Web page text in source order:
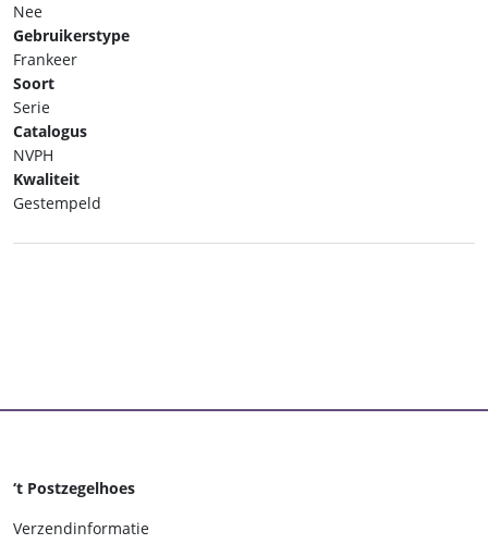
Nee
Gebruikerstype
Frankeer
Soort
Serie
Catalogus
NVPH
Kwaliteit
Gestempeld
‘t Postzegelhoes
Verzendinformatie